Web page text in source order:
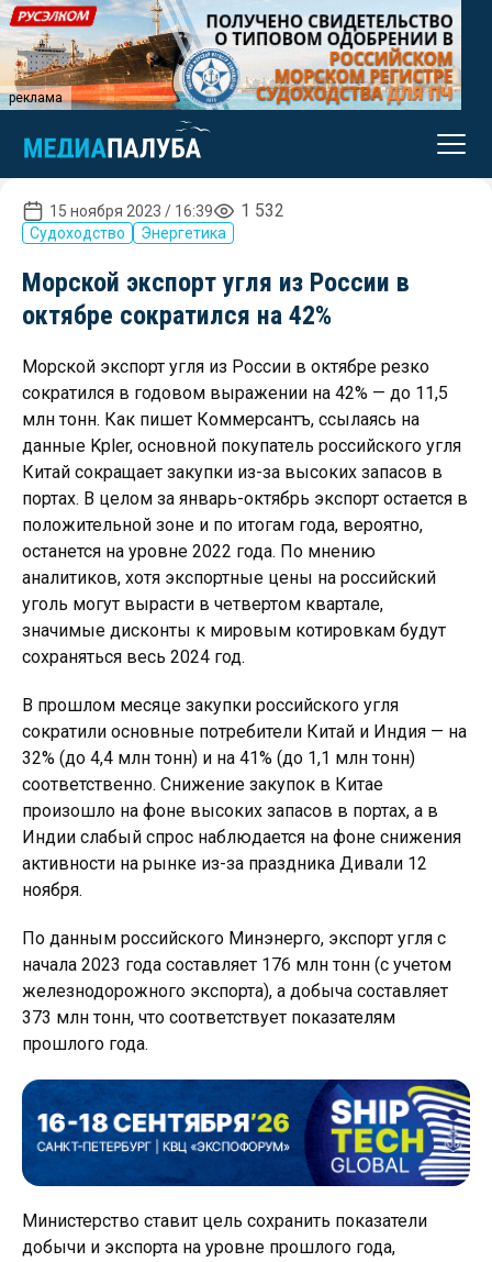
реклама
15 ноября 2023 / 16:39 1 532
Судоходство Энергетика
Морской экспорт угля из России в
октябре сократился на 42%
Морской экспорт угля из России в октябре резко
сократился в годовом выражении на 42% — до 11,5
млн тонн. Как пишет Коммерсантъ, ссылаясь на
данные Kpler, основной покупатель российского угля
Китай сокращает закупки из-за высоких запасов в
портах. В целом за январь-октябрь экспорт остается в
положительной зоне и по итогам года, вероятно,
останется на уровне 2022 года. По мнению
аналитиков, хотя экспортные цены на российский
уголь могут вырасти в четвертом квартале,
значимые дисконты к мировым котировкам будут
сохраняться весь 2024 год.
В прошлом месяце закупки российского угля
сократили основные потребители Китай и Индия — на
32% (до 4,4 млн тонн) и на 41% (до 1,1 млн тонн)
соответственно. Снижение закупок в Китае
произошло на фоне высоких запасов в портах, а в
Индии слабый спрос наблюдается на фоне снижения
активности на рынке из-за праздника Дивали 12
ноября.
По данным российского Минэнерго, экспорт угля с
начала 2023 года составляет 176 млн тонн (с учетом
железнодорожного экспорта), а добыча составляет
373 млн тонн, что соответствует показателям
прошлого года.
Министерство ставит цель сохранить показатели
добычи и экспорта на уровне прошлого года,